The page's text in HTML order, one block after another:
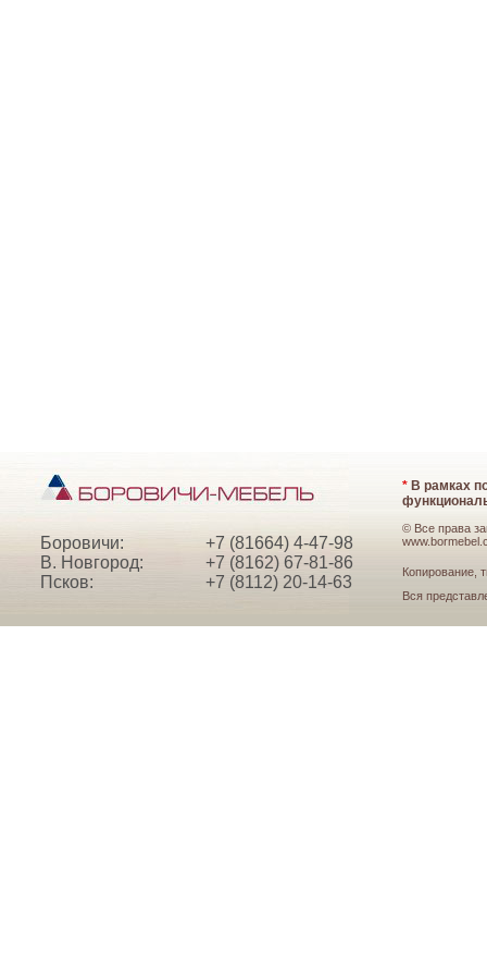
Боровичи:
+7 (81664) 4-47-98
В. Новгород:
+7 (8162) 67-81-86
Псков:
+7 (8112) 20-14-63
* В рамках
© Все права
Копирование,
Вся